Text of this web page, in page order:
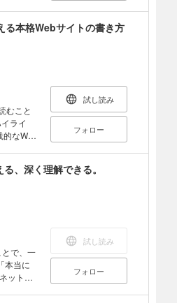
てSEO
アウ
サン
タとし
な知識
ムペー
はもち
い方に
ものに
て基
す
クセス
う
る本格Webサイトの書き方
むこと
ライ
りたい
る飲
試し読み
フォロー
、深く理解できる。
とで、一
ットの
試し読み
フォロー